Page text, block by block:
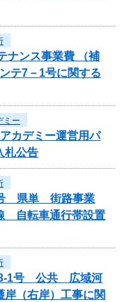
ナンス事業費 （補
テ7－1号に関する
ミー
カデミー運営用パ
札公告
号 県単 街路事業
自転車通行帯設置
3-1号 公共 広域河
岸（右岸）工事に関